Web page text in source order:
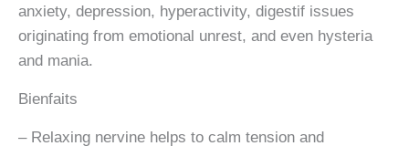
anxiety, depression, hyperactivity, digestif issues
originating from emotional unrest, and even hysteria
and mania.
Bienfaits
– Relaxing nervine helps to calm tension and